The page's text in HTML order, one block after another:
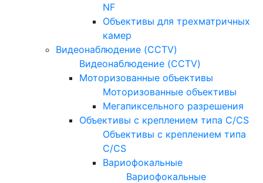
NF
Объективы для трехматричных
камер
Видеонаблюдение (CCTV)
Видеонаблюдение (CCTV)
Моторизованные объективы
Моторизованные объективы
Мегапиксельного разрешения
Объективы с креплением типа C/CS
Объективы с креплением типа
C/CS
Вариофокальные
Вариофокальные